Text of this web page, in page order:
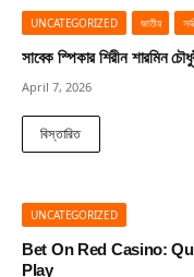
UNCATEGORIZED জাতীয়
সাবেক স্পিকার শিরীন শারমিন
April 7, 2026
বিস্তারিত
UNCATEGORIZED
Bet On Red Casino:
Play